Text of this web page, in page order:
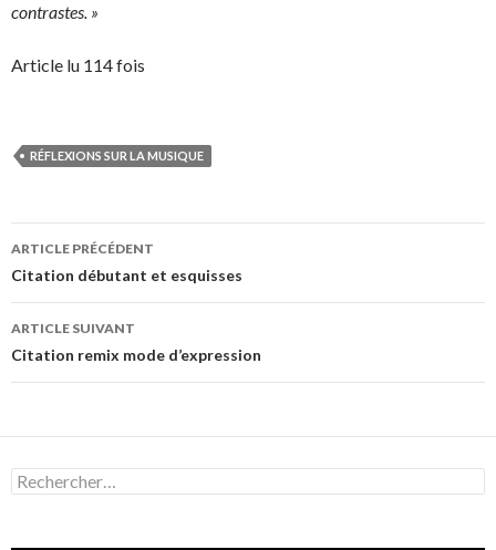
contrastes. »
Article lu 114 fois
RÉFLEXIONS SUR LA MUSIQUE
Navigation
des
articles
ARTICLE PRÉCÉDENT
Citation débutant et esquisses
ARTICLE SUIVANT
Citation remix mode d’expression
Rechercher :